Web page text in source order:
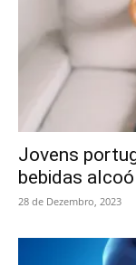
Jovens
bebidas
28 de Dezembro, 2023